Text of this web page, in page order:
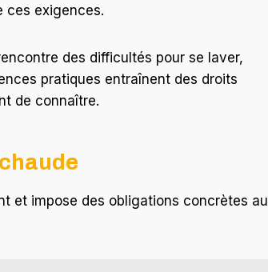
ces exigences.
des difficultés pour se laver,
pratiques entraînent des droits
de connaître.
et impose des obligations concrètes au